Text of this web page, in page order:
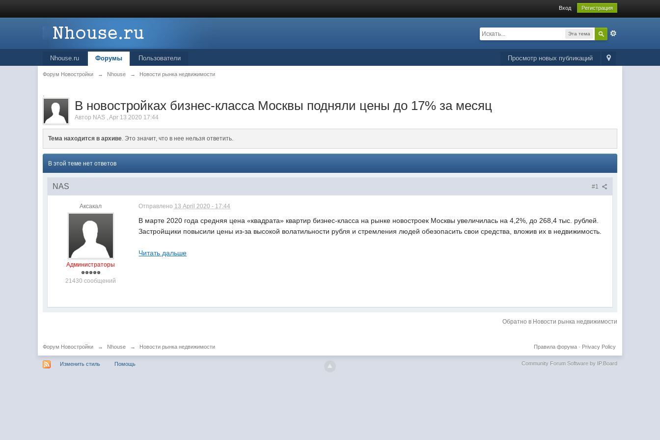
Вход Регистрация
Эта тема
Просмотр новых публикаций
Nhouse.ru Форумы Пользователи
Форум Новостройки → Nhouse → Новости рынка недвижимости
.
В новостройках бизнес-класса Москвы подняли цены до 17% за месяц
Автор NAS ,Apr 13 2020 17:44
Тема находится в архиве. Это значит, что в нее нельзя ответить.
В этой теме нет ответов
#1
NAS
Аксакал
Администраторы
21430 сообщений
Отправлено 13 April 2020 - 17:44
В марте 2020 года средняя цена «квадрата» квартир бизнес-класса на рынке новостроек Москвы увеличилась на 4,2%, до 268,4 тыс. рублей.
Застройщики повысили цены из-за высокой волатильности рубля и стремления людей обезопасить свои средства, вложив их в недвижимость.
Читать дальше
Обратно в Новости рынка недвижимости
Форум Новостройки → Nhouse → Новости рынка недвижимости Privacy Policy
Правила форума·
Изменить стиль Помощь Community Forum Software by IP.Board